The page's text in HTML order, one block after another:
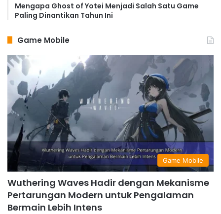
Mengapa Ghost of Yotei Menjadi Salah Satu Game
Paling Dinantikan Tahun Ini
Game Mobile
Game Mobile
Wuthering Waves Hadir dengan Mekanisme
Pertarungan Modern untuk Pengalaman
Bermain Lebih Intens